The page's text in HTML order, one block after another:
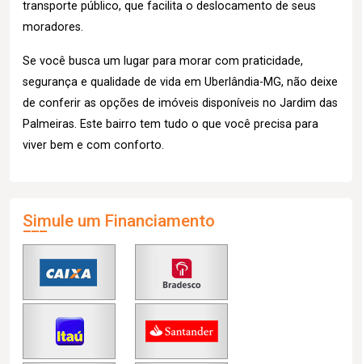
transporte público, que facilita o deslocamento de seus
moradores.
Se você busca um lugar para morar com praticidade,
segurança e qualidade de vida em Uberlândia-MG, não deixe
de conferir as opções de imóveis disponíveis no Jardim das
Palmeiras. Este bairro tem tudo o que você precisa para
viver bem e com conforto.
Simule um Financiamento